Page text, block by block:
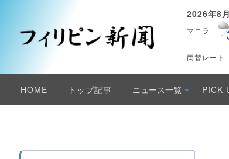
2026年8
マニラ
両替レート
HOME トップ記事 ニュース一覧 PICK